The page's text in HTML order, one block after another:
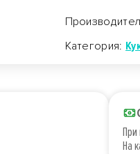
Категория:
При
На